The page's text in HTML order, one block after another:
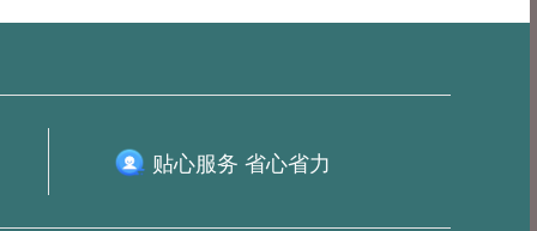
贴心服务 省心省力